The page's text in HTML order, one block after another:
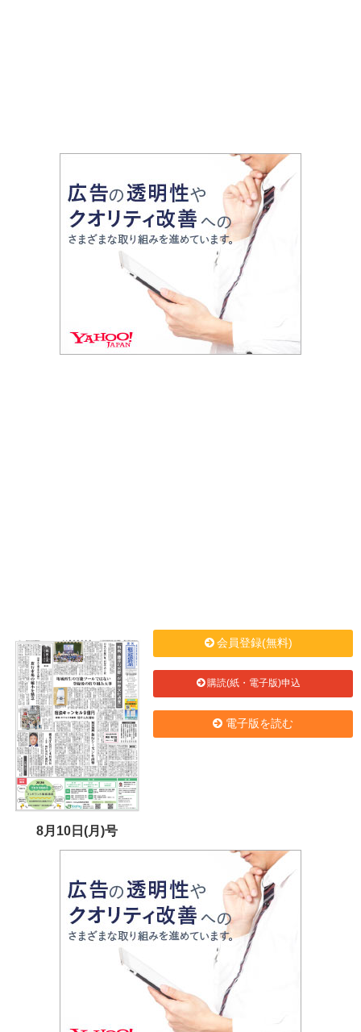
8月10日(月)号
会員登録(無料)
購読(紙・電子版)申込
電子版を読む